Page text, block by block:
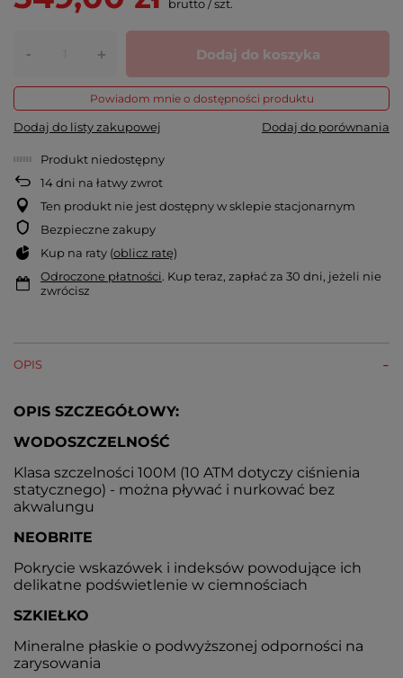
brutto/szt.
- + Dodaj do koszyka
Powiadom mnie o dostępności produktu
Dodaj do listy zakupowej Dodaj do porównania
Produkt niedostępny
14dni na łatwy zwrot
Ten produkt nie jest dostępny w sklepie stacjonarnym
Bezpieczne zakupy
Kup na raty (oblicz ratę)
Odroczone płatności. Kup teraz, zapłać za 30 dni, jeżeli nie
zwrócisz
OPIS
OPIS SZCZEGÓŁOWY:
WODOSZCZELNOŚĆ
Klasa szczelności 100M (10 ATM dotyczy ciśnienia
statycznego) - można pływać i nurkować bez
akwalungu
NEOBRITE
Pokrycie wskazówek i indeksów powodujące ich
delikatne podświetlenie w ciemnościach
SZKIEŁKO
Mineralne płaskie o podwyższonej odporności na
zarysowania